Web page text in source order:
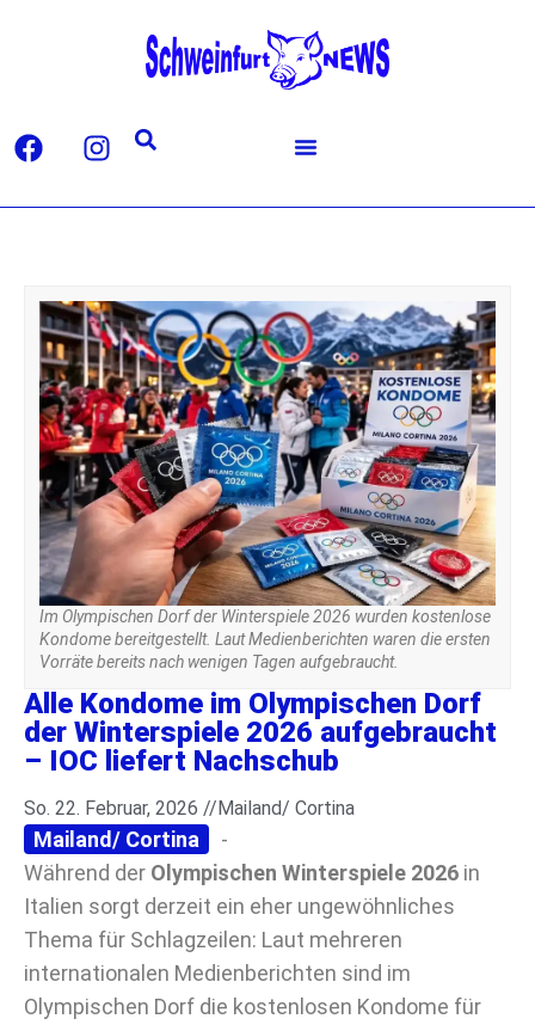
Im Olympischen Dorf der Winterspiele 2026 wurden kostenlose
Kondome bereitgestellt. Laut Medienberichten waren die ersten
Vorräte bereits nach wenigen Tagen aufgebraucht.
Alle Kondome im Olympischen Dorf
der Winterspiele 2026 aufgebraucht
– IOC liefert Nachschub
So. 22. Februar, 2026 //Mailand/ Cortina
Mailand/ Cortina
-
Während der Olympischen Winterspiele 2026 in
Italien sorgt derzeit ein eher ungewöhnliches
Thema für Schlagzeilen: Laut mehreren
internationalen Medienberichten sind im
Olympischen Dorf die kostenlosen Kondome für